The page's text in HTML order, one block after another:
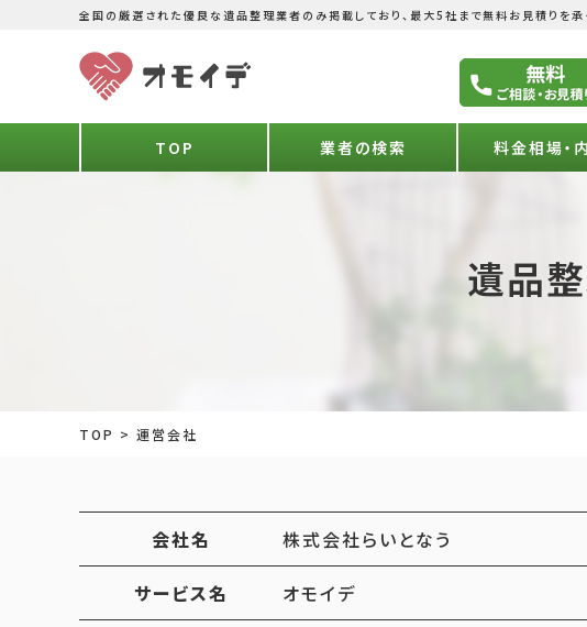
全国の厳選された優良な遺品整理業者のみ掲載しており、最大5社まで無料お見積りを
TOP 業者の検索 料金相場・
遺品
TOP > 運営会社
会社名 株式会社らいとなう
サービス名 オモイデ